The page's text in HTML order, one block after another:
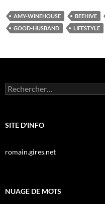
AMY-WINEHOUSE BEEHIVE
GOOD-HUSBAND
LIFESTYLE
Rechercher :
SITE D'INFO
romain.gires.net
NUAGE DE MOTS